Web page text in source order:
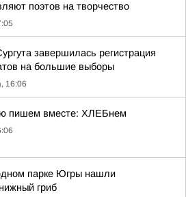
поэтов на творчество
завершилась регистрация
на большие выборы
16:06
пишем вместе: ХЛЕБнем
парке Югры нашли
гриб